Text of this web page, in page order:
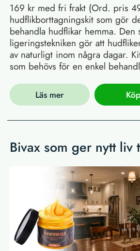
169 kr med fri frakt (Ord. pris
hudflikborttagningskit som gör
behandla hudflikar hemma. Den
ligeringstekniken gör att
av naturligt inom några dagar.
som behövs för en enkel
Läs mer Köp
Bivax som ger nytt liv